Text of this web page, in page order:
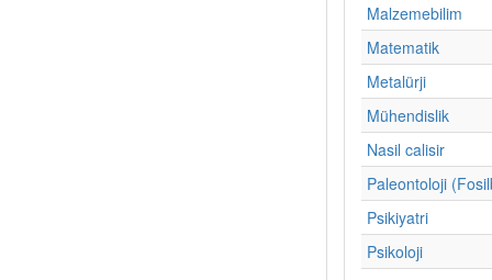
Malzemebilim
Matematik
Metalürji
Mühendislik
Nasil calisir
Paleontoloji
Psikiyatri
Psikoloji